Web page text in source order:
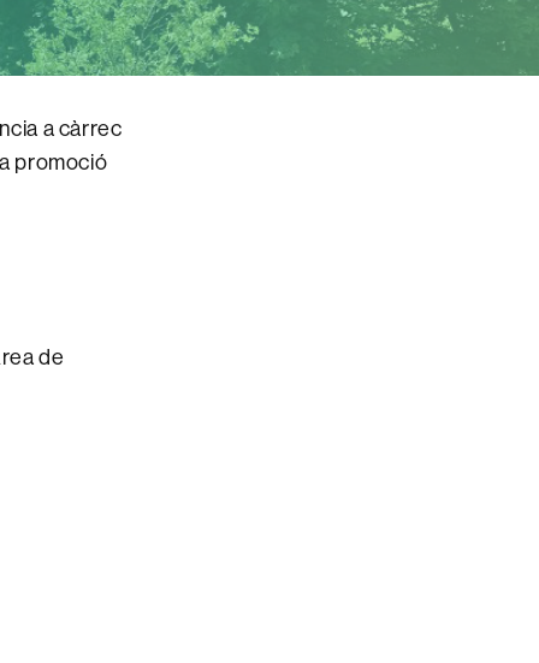
a càrrec
promoció
de